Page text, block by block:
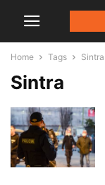
Home Tags Sintra
Sintra